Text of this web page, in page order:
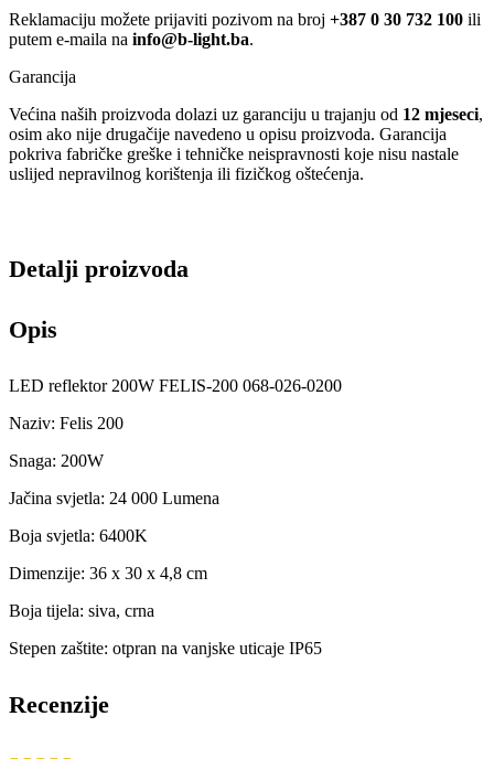
Reklamaciju možete prijaviti pozivom na broj +387 0 30 732 100 ili
putem e-maila na info@b-light.ba.
Garancija
Većina naših proizvoda dolazi uz garanciju u trajanju od 12 mjeseci,
osim ako nije drugačije navedeno u opisu proizvoda. Garancija
pokriva fabričke greške i tehničke neispravnosti koje nisu nastale
uslijed nepravilnog korištenja ili fizičkog oštećenja.
Detalji proizvoda
Opis
LED reflektor 200W FELIS-200 068-026-0200
Naziv: Felis 200
Snaga: 200W
Jačina svjetla: 24 000 Lumena
Boja svjetla: 6400K
Dimenzije: 36 x 30 x 4,8 cm
Boja tijela: siva, crna
Stepen zaštite: otpran na vanjske uticaje IP65
Recenzije